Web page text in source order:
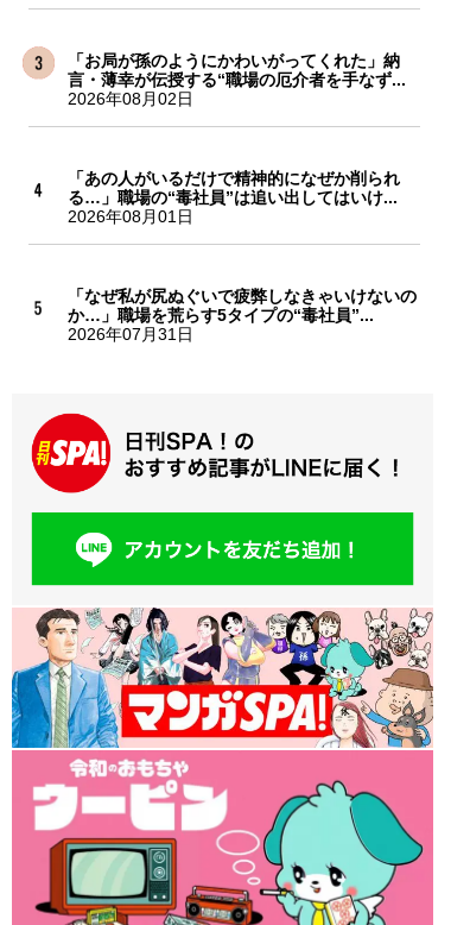
「お局が孫のようにかわいがってくれた」納
言・薄幸が伝授する“職場の厄介者を手なず...
2026年08月02日
「あの人がいるだけで精神的になぜか削られ
る…」職場の“毒社員”は追い出してはいけ...
2026年08月01日
「なぜ私が尻ぬぐいで疲弊しなきゃいけないの
か…」職場を荒らす5タイプの“毒社員”...
2026年07月31日